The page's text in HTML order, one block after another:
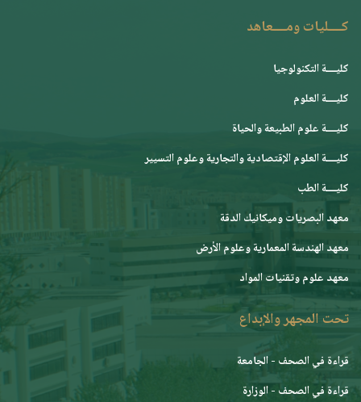
كــــليات ومــــعاهد
كليــــة التكنولوجيا
كليــــة العلوم
كليــــة علوم الطبيعة والحياة
كليــــة العلوم الإقتصادية والتجارية وعلوم التسيير
كليــــة الطب
معهد البصريات وميكانيك الدقة
معهد الهندسة المعمارية وعلوم الأرض
معهد علوم وتقنيات المواد
تحت المجهر والإبداع
قراءة في الصحف - الجامعة
قراءة في الصحف - الوزارة